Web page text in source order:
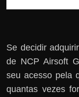
Se decidir
de NCP Airsoft
seu acesso pela
quantas vezes